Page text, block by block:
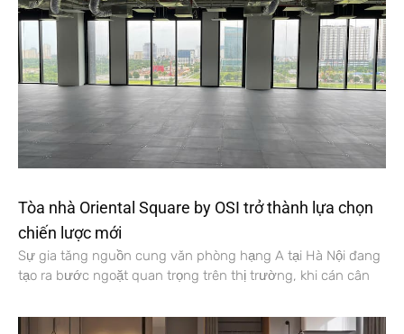
Tòa nhà Oriental Square by OSI trở thành lựa chọn
chiến lược mới
Sự gia tăng nguồn cung văn phòng hạng A tại Hà Nội đang
tạo ra bước ngoặt quan trọng trên thị trường, khi cán cân